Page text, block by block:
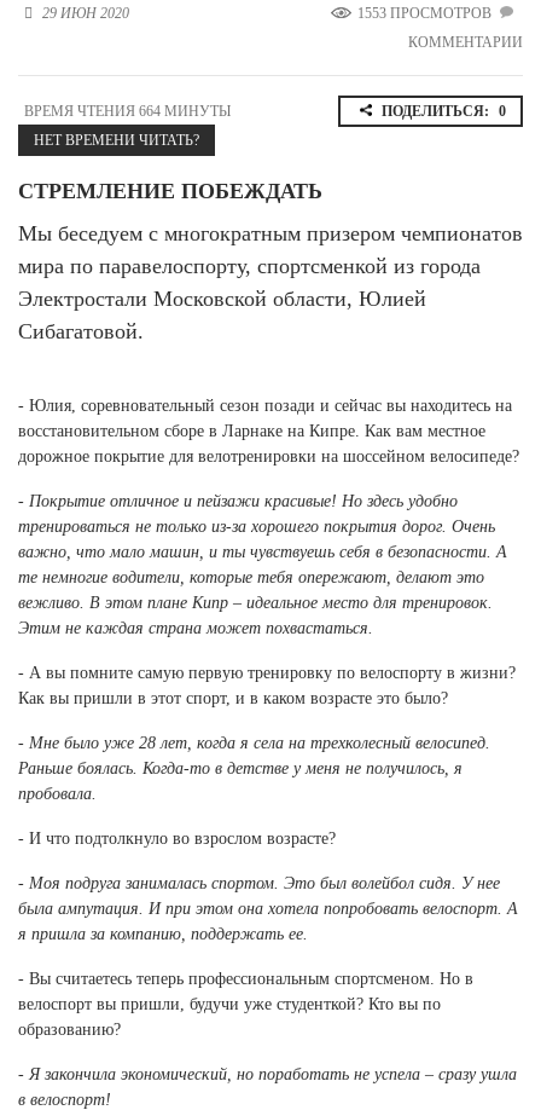
Новосибирская область (3)
Республика Башкортостан (3)
Республика Крым (1)
Республика Татарстан (2)
Ростовская область (2)
Самарская область (1)
Саратовская область (1)
Свердловская область (5)
Северная Осетия (2)
Томская область (1)
Тульская область (1)
Хакасия (1)
Ханты-Мансийский автономный округ (3)
Ямало-Ненецкий автономный округ (1)
29 ИЮН 2020
1553 ПРОСМОТРОВ
КОММЕНТАРИИ
ВРЕМЯ ЧТЕНИЯ 664 МИНУТЫ
НЕТ ВРЕМЕНИ ЧИТАТЬ?
ПОДЕЛИТЬСЯ: 0
СТРЕМЛЕНИЕ ПОБЕЖДАТЬ
Мы беседуем с многократным призером чемпионатов
мира по паравелоспорту, спортсменкой из города
Электростали Московской области, Юлией
Сибагатовой.
- Юлия, соревновательный сезон позади и сейчас вы находитесь на
восстановительном сборе в Ларнаке на Кипре. Как вам местное
дорожное покрытие для велотренировки на шоссейном велосипеде?
- Покрытие отличное и пейзажи красивые! Но здесь удобно
тренироваться не только из-за хорошего покрытия дорог. Очень
важно, что мало машин, и ты чувствуешь себя в безопасности. А
те немногие водители, которые тебя опережают, делают это
вежливо. В этом плане Кипр – идеальное место для тренировок.
Этим не каждая страна может похвастаться.
- А вы помните самую первую тренировку по велоспорту в жизни?
Как вы пришли в этот спорт, и в каком возрасте это было?
- Мне было уже 28 лет, когда я села на трехколесный велосипед.
Раньше боялась. Когда-то в детстве у меня не получилось, я
пробовала.
- И что подтолкнуло во взрослом возрасте?
- Моя подруга занималась спортом. Это был волейбол сидя. У нее
была ампутация. И при этом она хотела попробовать велоспорт. А
я пришла за компанию, поддержать ее.
- Вы считаетесь теперь профессиональным спортсменом. Но в
велоспорт вы пришли, будучи уже студенткой? Кто вы по
образованию?
- Я закончила экономический, но поработать не успела – сразу ушла
в велоспорт!